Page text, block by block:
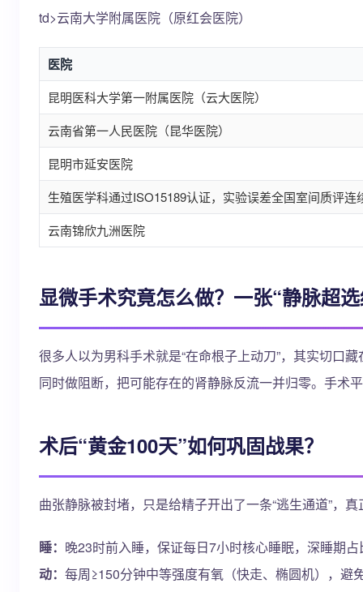
td>云南大学附属医院（原红会医院）
医院
昆明医科大学第一附属医院（云大医院）
云南省第一人民医院（昆华医院）
昆明市延安医院
生殖医学科通过ISO15189认证，实验误差全国室间质评连
云南锦欣九洲医院
显微手术究竟怎么做？一张“静脉超
很多人以为男科手术就是“在命根子上动刀”，其实切口
同时做阻断，把可能存在的肾静脉反流一并归零。手
术后“黄金100天”如何巩固战果？
曲张静脉被封堵，只是给精子开出了一条“逃生通道”，
睡： 晚23时前入睡，保证每日7小时核心睡眠，深睡期
动： 每周≥150分钟中等强度有氧（快走、椭圆机），